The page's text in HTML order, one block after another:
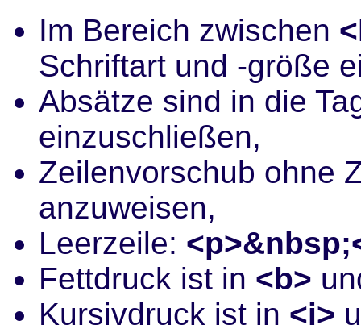
Im Bereich zwischen
Schriftart und -größe
Absätze sind in die
einzuschließen,
Zeilenvorschub ohne
anzuweisen,
Leerzeile:
Fettdruck ist in <b>
Kursivdruck ist in <i>